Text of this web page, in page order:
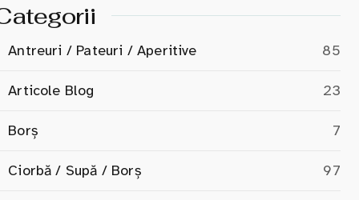
Antreuri / Pateuri / Aperitive 85
Articole Blog 23
Borș 7
Ciorbă / Supă / Borș 97